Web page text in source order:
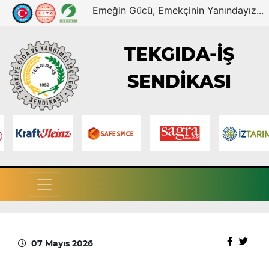
Emeğin Gücü, Emekçinin Yanındayız...
TEKGIDA-İŞ
SENDİKASI
07 Mayıs 2026